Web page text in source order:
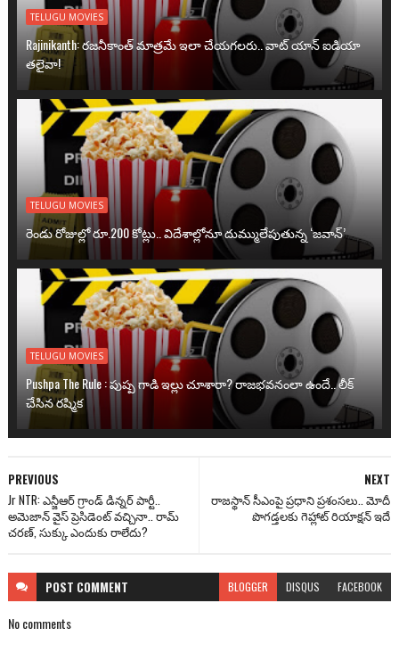
TELUGU MOVIES
Rajinikanth: రజనీకాంత్ మాత్రమే ఇలా చేయగలరు.. వాట్ యాన్ ఐడియా
తలైవా!
TELUGU MOVIES
రెండు రోజుల్లో రూ.200 కోట్లు.. విదేశాల్లోనూ దుమ్ములేపుతున్న ‘జవాన్’
TELUGU MOVIES
Pushpa The Rule : పుష్ప గాడి ఇల్లు చూశారా? రాజభవనంలా ఉందే.. లీక్
చేసిన రష్మిక
NEXT
రాజస్థాన్‌ సీఎంపై ప్రధాని ప్రశంసలు.. మోదీ
పొగడ్తలకు గెహ్లాట్ రియాక్షన్ ఇదే
PREVIOUS
Jr NTR: ఎన్జీఆర్ గ్రాండ్ డిన్న‌ర్ పార్టీ..
అమెజాన్ వైస్ ప్రెసిడెంట్‌ వచ్చినా.. రామ్
చ‌ర‌ణ్‌, సుక్కు ఎందుకు రాలేదు?
POST COMMENT BLOGGER DISQUS FACEBOOK
No comments